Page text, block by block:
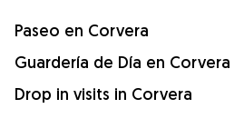
Paseo en Corvera
Guardería de Día en Corvera
Drop in visits in Corvera